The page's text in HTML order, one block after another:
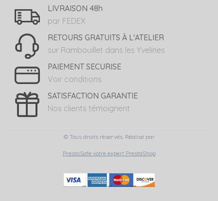
LIVRAISON 48h
par FEDEX
RETOURS GRATUITS À L'ATELIER
sur Rambouillet dans les Yvelines
PAIEMENT SECURISE
Voir conditions
SATISFACTION GARANTIE
Nos clients témoignent
© Tous droits réservés. Réalisé par
PrestaSafe votre expert PrestaShop